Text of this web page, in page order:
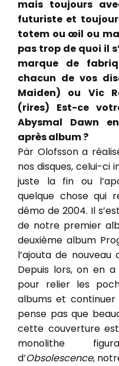
mais toujours
futuriste et
totem ou œil ou
pas trop de quoi il
marque de
chacun de vos
Maiden) ou Vic
(rires) Est-ce
Abysmal Dawn
après album ?
Pär Olofsson a
nos disques, celui-ci
juste la fin ou
quelque chose qui
démo de 2004. Il
de notre premier
deuxième album
l’ajouta de
Depuis lors, on en
pour relier les
albums et continuer
pense pas que
cette couverture
monolithe
d’Obsolescence,